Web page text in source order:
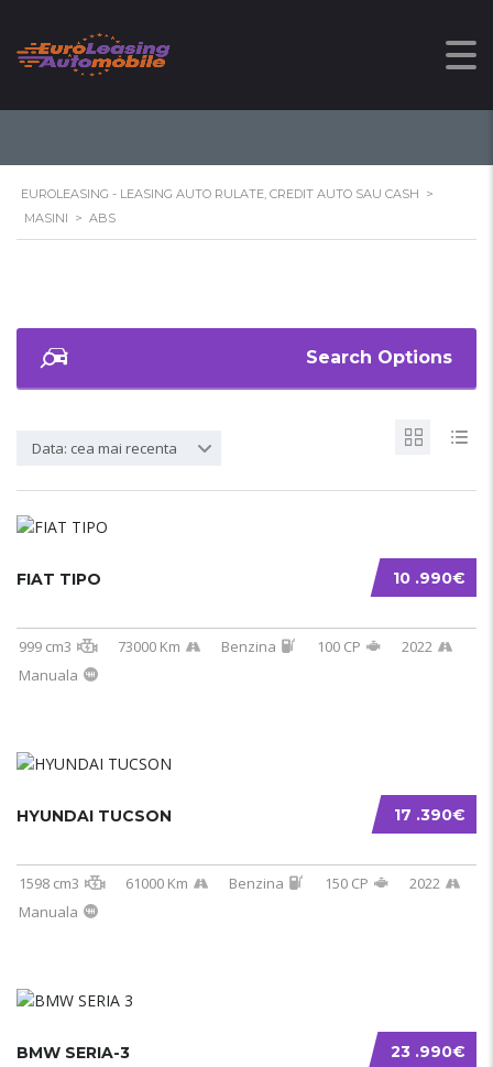
ABS
EUROLEASING - LEASING AUTO RULATE, CREDIT AUTO SAU CASH >
MASINI > ABS
Search Options
Data: cea mai recenta
10 .990€
FIAT TIPO
999 cm3 73000 Km Benzina 100 CP
2022
Manuala
17 .390€
HYUNDAI TUCSON
1598 cm3 61000 Km Benzina 150 CP
2022
Manuala
23 .990€
BMW SERIA-3